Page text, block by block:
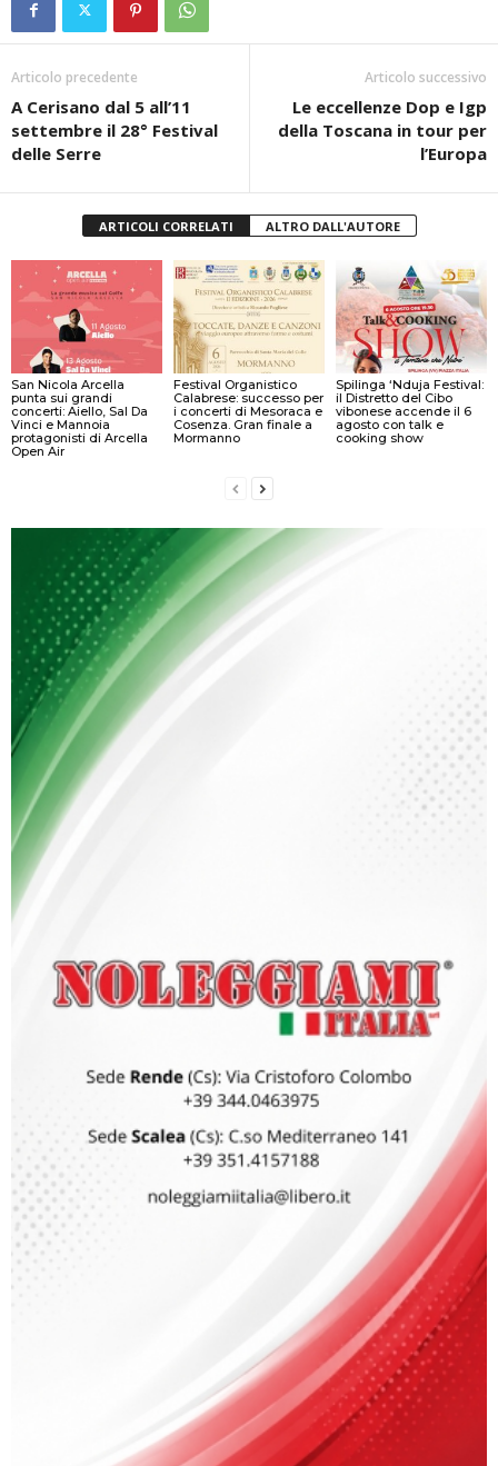
Articolo precedente
A Cerisano dal 5 all’11
settembre il 28° Festival
delle Serre
Articolo successivo
Le eccellenze Dop e Igp
della Toscana in tour per
l’Europa
ARTICOLI CORRELATI ALTRO DALL'AUTORE
San Nicola Arcella
punta sui grandi
concerti: Aiello, Sal Da
Vinci e Mannoia
protagonisti di Arcella
Open Air
Festival Organistico
Calabrese: successo per
i concerti di Mesoraca e
Cosenza. Gran finale a
Mormanno
Spilinga ‘Nduja Festival:
il Distretto del Cibo
vibonese accende il 6
agosto con talk e
cooking show